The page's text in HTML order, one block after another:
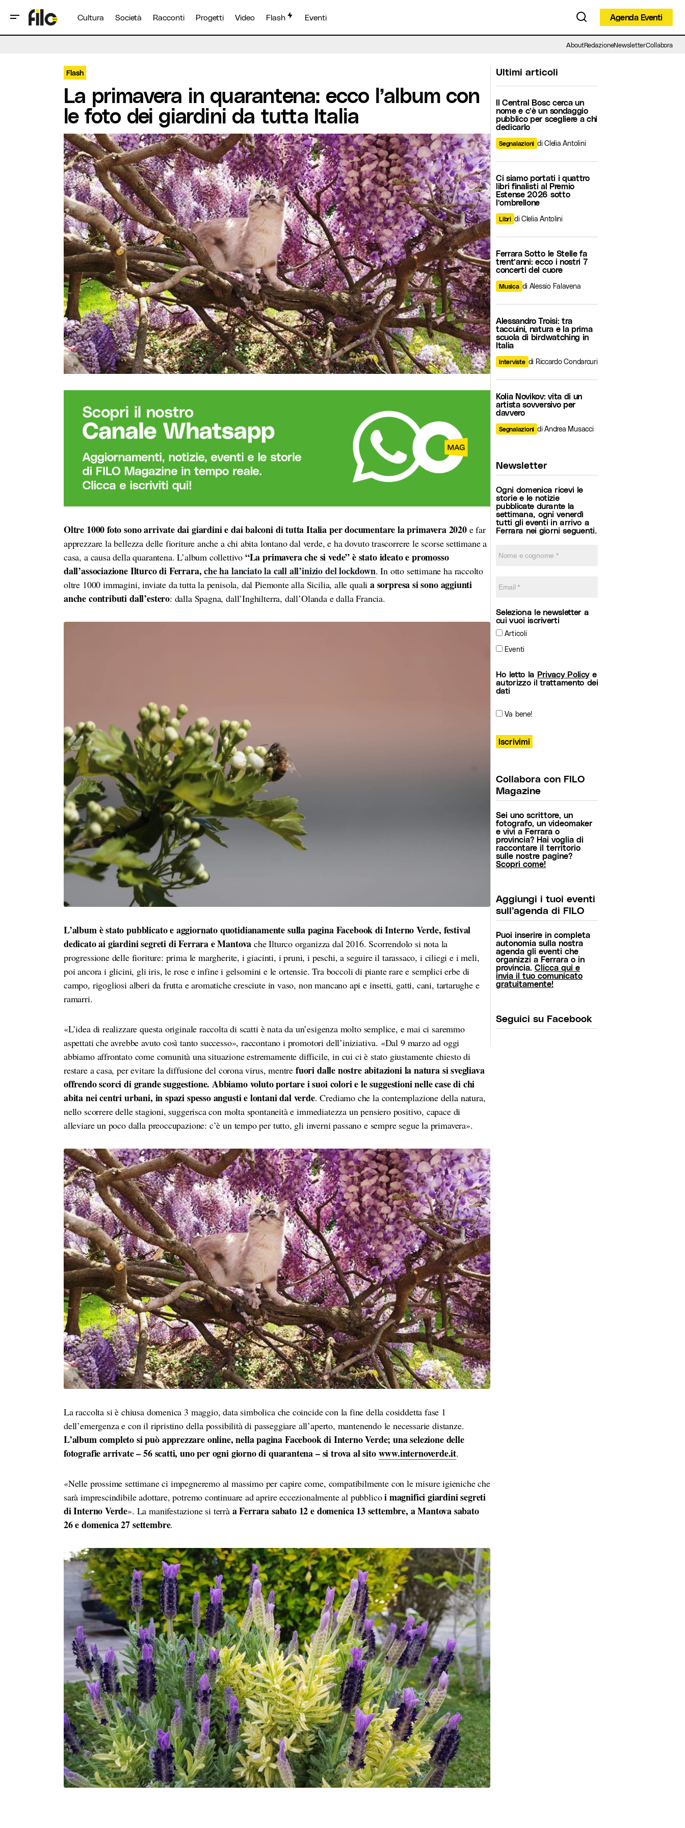
Cultura Società Racconti Progetti Video Flash Eventi
Agenda Eventi
Agenda Eventi
AboutRedazioneNewsletterCollabora
Flash
La primavera in quarantena: ecco l’album con
le foto dei giardini da tutta Italia
Oltre 1000 foto sono arrivate dai giardini e dai balconi di tutta Italia per documentare la primavera 2020e far
apprezzare la bellezza delle fioriture anche a chi abita lontano dal verde, e ha dovuto trascorrere le scorse settimane a
casa, a causa della quarantena. L’album collettivo “La primavera che si vede”è stato ideato e promosso
dall’associazione Ilturco di Ferrara,che ha lanciato la call all’inizio del lockdown. In otto settimane ha raccolto
oltre 1000 immagini, inviate da tutta la penisola, dal Piemonte alla Sicilia, alle quali a sorpresa si sono aggiunti
anche contributi dall’estero: dalla Spagna, dall’Inghilterra, dall’Olanda e dalla Francia.
L’album è stato pubblicato e aggiornato quotidianamente sulla pagina Facebook di Interno Verde, festival
dedicato ai giardini segreti di Ferrara e Mantova che Ilturco organizza dal 2016. Scorrendolo si nota la
progressione delle fioriture: prima le margherite, i giacinti, i pruni, i peschi, a seguire il tarassaco, i ciliegi e i meli,
poi ancora i glicini, gli iris, le rose e infine i gelsomini e le ortensie. Tra boccoli di piante rare e semplici erbe di
campo, rigogliosi alberi da frutta e aromatiche cresciute in vaso, non mancano api e insetti, gatti, cani, tartarughe e
ramarri.
«L’idea di realizzare questa originale raccolta di scatti è nata da un’esigenza molto semplice, e mai ci saremmo
aspettati che avrebbe avuto così tanto successo», raccontano i promotori dell’iniziativa. «Dal 9 marzo ad oggi
abbiamo affrontato come comunità una situazione estremamente difficile, in cui ci è stato giustamente chiesto di
restare a casa, per evitare la diffusione del corona virus, mentre fuori dalle nostre abitazioni la natura si svegliava
offrendo scorci di grande suggestione. Abbiamo voluto portare i suoi colori e le suggestioni nelle case di chi
abita nei centri urbani, in spazi spesso angusti e lontani dal verde. Crediamo che la contemplazione della natura,
nello scorrere delle stagioni, suggerisca con molta spontaneità e immediatezza un pensiero positivo, capace di
alleviare un poco dalla preoccupazione: c’è un tempo per tutto, gli inverni passano e sempre segue la primavera».
La raccolta si è chiusa domenica 3 maggio, data simbolica che coincide con la fine della cosiddetta fase 1
dell’emergenza e con il ripristino della possibilità di passeggiare all’aperto, mantenendo le necessarie distanze.
L’album completo si può apprezzare online, nella pagina Facebook di Interno Verde; una selezione delle
fotografie arrivate – 56 scatti, uno per ogni giorno di quarantena – si trova al sitowww.internoverde.it.
«Nelle prossime settimane ci impegneremo al massimo per capire come, compatibilmente con le misure igieniche che
sarà imprescindibile adottare, potremo continuare ad aprire eccezionalmente al pubblicoi magnifici giardini segreti
di Interno Verde». La manifestazione si terrà a Ferrara sabato 12 e domenica 13 settembre, a Mantova sabato
26 e domenica 27 settembre.
Ultimi articoli
Il Central Bosc cerca un
nome e c’è un sondaggio
pubblico per scegliere a chi
dedicarlo
Segnalazioni di Clelia Antolini
Ci siamo portati i quattro
libri finalisti al Premio
Estense 2026 sotto
l’ombrellone
Libri di Clelia Antolini
Ferrara Sotto le Stelle fa
trent’anni: ecco i nostri 7
concerti del cuore
Musica di Alessio Falavena
Alessandro Troisi: tra
taccuini, natura e la prima
scuola di birdwatching in
Italia
Interviste di Riccardo Condarcuri
Kolia Novikov: vita di un
artista sovversivo per
davvero
Segnalazioni di Andrea Musacci
Newsletter
Ogni domenica ricevi le
storie e le notizie
pubblicate durante la
settimana, ogni venerdì
tutti gli eventi in arrivo a
Ferrara nei giorni seguenti.
Seleziona le newsletter a
cui vuoi iscriverti
Articoli
Eventi
Ho letto la Privacy Policye
autorizzo il trattamento dei
dati
Va bene!
Collabora con FILO
Magazine
Sei uno scrittore, un
fotografo, un videomaker
e vivi a Ferrara o
provincia? Hai voglia di
raccontare il territorio
sulle nostre pagine?
Scopri come!
Aggiungi i tuoi eventi
sull’agenda di FILO
Puoi inserire in completa
autonomia sulla nostra
agenda gli eventi che
organizzi a Ferrara o in
provincia. Clicca qui e
invia il tuo comunicato
gratuitamente!
Seguici su Facebook